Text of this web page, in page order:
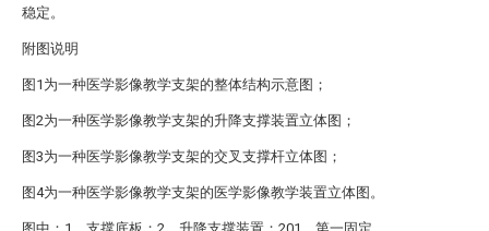
稳定。
附图说明
图1为一种医学影像教学支架的整体结构示意图；
图2为一种医学影像教学支架的升降支撑装置立体图；
图3为一种医学影像教学支架的交叉支撑杆立体图；
图4为一种医学影像教学支架的医学影像教学装置立体图。